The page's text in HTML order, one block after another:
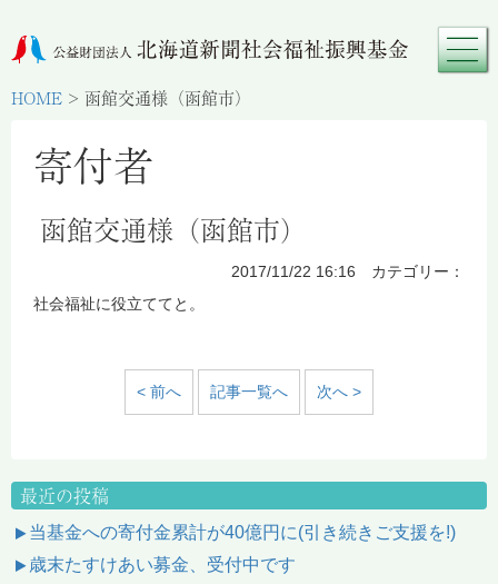
HOME > 函館交通様（函館市）
寄付者
函館交通様（函館市）
2017/11/22 16:16 カテゴリー：
社会福祉に役立ててと。
< 前へ 記事一覧へ 次へ >
最近の投稿
当基金への寄付金累計が40億円に(引き続きご支援を!)
歳末たすけあい募金、受付中です